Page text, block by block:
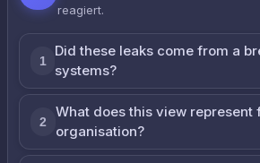
reagiert.
1
Did these leaks come from a
systems?
2
What does this view represent
organisation?